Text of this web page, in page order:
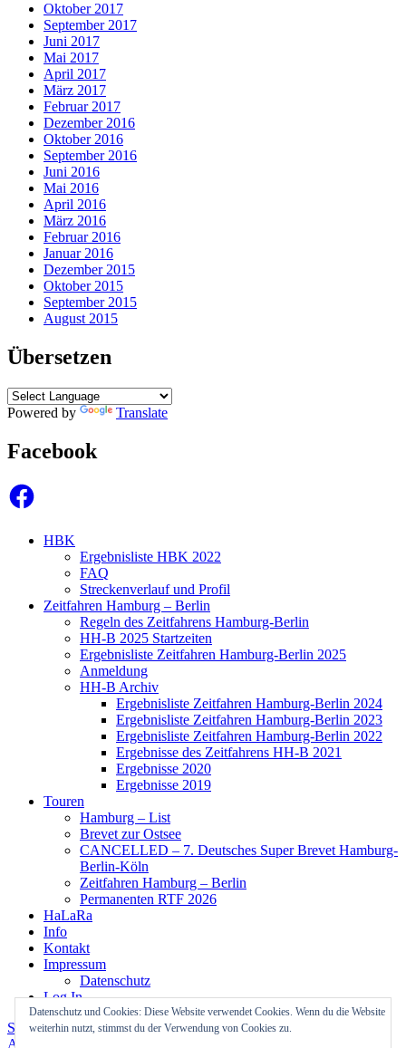
Oktober 2017
September 2017
Juni 2017
Mai 2017
April 2017
März 2017
Februar 2017
Dezember 2016
Oktober 2016
September 2016
Juni 2016
Mai 2016
April 2016
März 2016
Februar 2016
Januar 2016
Dezember 2015
Oktober 2015
September 2015
August 2015
Übersetzen
Powered by Translate
Facebook
Facebook
HBK
Ergebnisliste HBK 2022
FAQ
Streckenverlauf und Profil
Zeitfahren Hamburg – Berlin
Regeln des Zeitfahrens Hamburg-Berlin
HH-B 2025 Startzeiten
Ergebnisliste Zeitfahren Hamburg-Berlin 2025
Anmeldung
HH-B Archiv
Ergebnisliste Zeitfahren Hamburg-Berlin 2024
Ergebnisliste Zeitfahren Hamburg-Berlin 2023
Ergebnisliste Zeitfahren Hamburg-Berlin 2022
Ergebnisse des Zeitfahrens HH-B 2021
Ergebnisse 2020
Ergebnisse 2019
Touren
Hamburg – List
Brevet zur Ostsee
CANCELLED – 7. Deutsches Super Brevet Hamburg-
Berlin-Köln
Zeitfahren Hamburg – Berlin
Permanenten RTF 2026
HaLaRa
Info
Kontakt
Impressum
Datenschutz
Log In
Stolz präsentiert von WordPress
Theme: Colinear von
Automattic
Datenschutz und Cookies: Diese Website verwendet Cookies. Wenn du die Website
weiterhin nutzt, stimmst du der Verwendung von Cookies zu.